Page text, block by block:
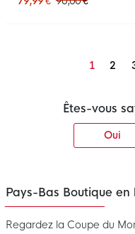
1 2
Êtes-vous
Oui
Pays-Bas Boutique en
Regardez la Coupe du